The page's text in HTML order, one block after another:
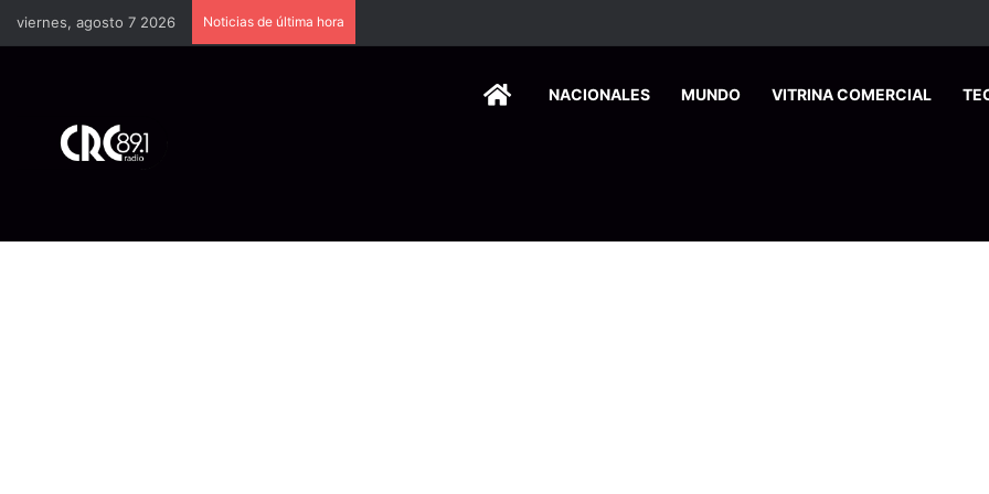
viernes, agosto 7 2026 Noticias de última hora
HOMENACIONALES MUNDO VITRINA COMERCIAL